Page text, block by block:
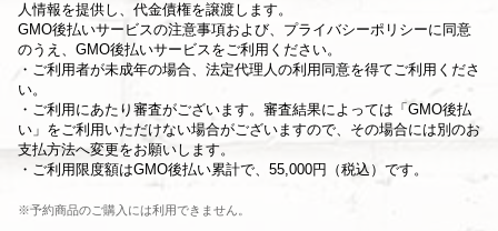
人情報を提供し、代金債権を譲渡します。
GMO後払いサービスの注意事項および、 プライバシーポリシーに同意
のうえ、GMO後払いサービスをご利用ください。
・ご利用者が未成年の場合、法定代理人の利用同意を得てご利用くださ
い。
・ご利用にあたり審査がございます。審査結果によっては「GMO後払
い」をご利用いただけない場合がございますので、その場合には別のお
支払方法へ変更をお願いします。
・ご利用限度額はGMO後払い累計で、55,000円（税込）です。
※予約商品のご購入には利用できません。